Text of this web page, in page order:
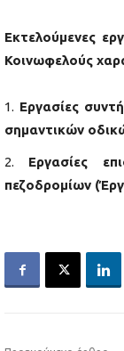
Εκτελούμενες
Κοινωφελούς
Εργασίες
σημαντικών
Εργασίες
πεζοδρομίων